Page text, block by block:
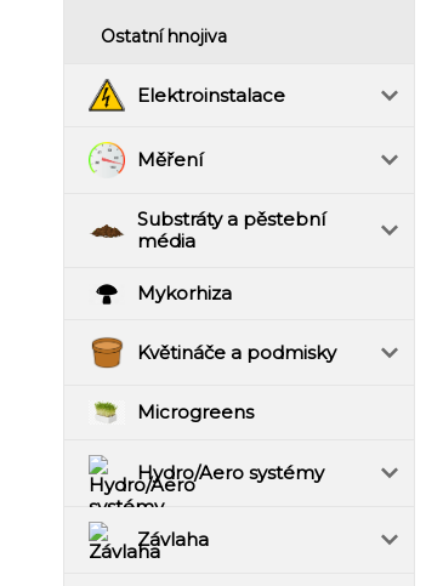
Ostatní hnojiva
Elektroinstalace
Měření
Substráty a pěstební
média
Mykorhiza
Květináče a podmisky
Microgreens
Hydro/Aero systémy
Závlaha